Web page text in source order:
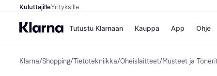
KuluttajilleYrityksille
Tutustu Klarnaan Kauppa
Kaupat
App Ohje
Klarna/Shopping/Tietotekniikka/Oheislaitteet/Musteet ja